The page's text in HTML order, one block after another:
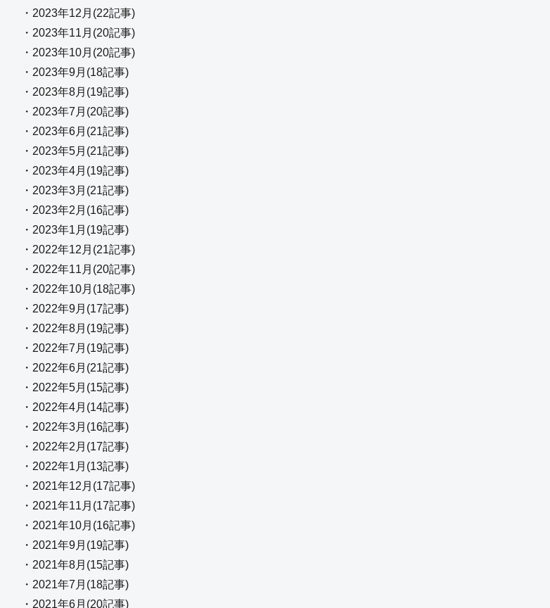
・2023年12月(22記事)
・2023年11月(20記事)
・2023年10月(20記事)
・2023年9月(18記事)
・2023年8月(19記事)
・2023年7月(20記事)
・2023年6月(21記事)
・2023年5月(21記事)
・2023年4月(19記事)
・2023年3月(21記事)
・2023年2月(16記事)
・2023年1月(19記事)
・2022年12月(21記事)
・2022年11月(20記事)
・2022年10月(18記事)
・2022年9月(17記事)
・2022年8月(19記事)
・2022年7月(19記事)
・2022年6月(21記事)
・2022年5月(15記事)
・2022年4月(14記事)
・2022年3月(16記事)
・2022年2月(17記事)
・2022年1月(13記事)
・2021年12月(17記事)
・2021年11月(17記事)
・2021年10月(16記事)
・2021年9月(19記事)
・2021年8月(15記事)
・2021年7月(18記事)
・2021年6月(20記事)